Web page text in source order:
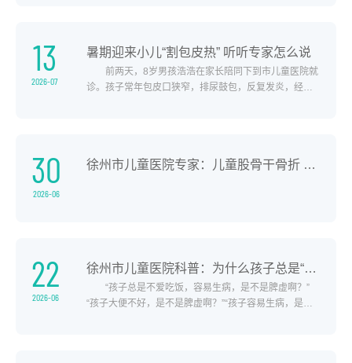
13
2026-07
暑期迎来小儿“割包皮热” 听听专家怎么说
前两天，8岁男孩浩浩在家长陪同下到市儿童医院就
诊。孩子常年包皮口狭窄，排尿鼓包，反复发炎，经常
顺利。暑期为何会出现扎堆做手术的现象？韩涛指出，..
30
2026-06
徐州市儿童医院专家：儿童股骨干骨折 弹性髓内针微创手术显奇效
22
2026-06
徐州市儿童医院科普：为什么孩子总是“脾虚”？
“孩子总是不爱吃饭，容易生病，是不是脾虚啊？”
“孩子大便不好，是不是脾虚啊？”“孩子容易生病，是不